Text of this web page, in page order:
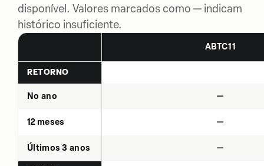
disponível. Valores marcados como — indicam
histórico insuficiente.
ABTC11
RETORNO
No ano —
12 meses —
Últimos 3 anos —